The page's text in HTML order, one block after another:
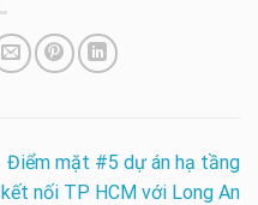
Điểm mặt #5 dự án hạ tầng
kết nối TP HCM với Long An